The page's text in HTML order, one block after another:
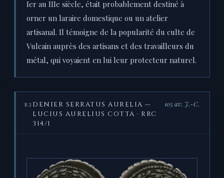
Ier au IIIe siècle, était probablement destiné à
orner un laraire domestique ou un atelier
artisanal. Il témoigne de la popularité du culte de
Vulcain auprès des artisans et des travailleurs du
métal, qui voyaient en lui leur protecteur naturel.
R2 DENIER SERRATUS AURELIA —
LUCIUS AURELIUS COTTA · RRC
314/1
105 av. J.-C.